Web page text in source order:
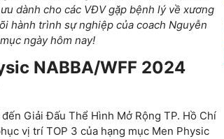
dành cho các VĐV gặp bệnh lý về xương
hành trình sự nghiệp của coach Nguyễn
ngày hôm nay!
NABBA/WFF 2024
Giải Đấu Thể Hình Mở Rộng TP. Hồ Chí
vị trí TOP 3 của hạng mục Men Physic